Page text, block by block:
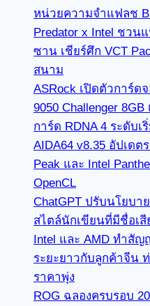
หน่วยความจำแฟลช
Predator x Intel ชวน
ซาน เชียร์ศึก VCT
สนาม
ASRock เปิดตัวการ์ด
9050 Challenger
การ์ด RDNA 4 ระดับเ
AIDA64 v8.35 อัปเดต
Peak และ Intel
OpenCL
ChatGPT ปรับนโยบา
สไตล์นักเขียนที่มีชื่อเ
Intel และ AMD ทำสั
ระยะยาวกับลูกค้าจีน
ราคาพุ่ง
ROG ฉลองครบรอบ